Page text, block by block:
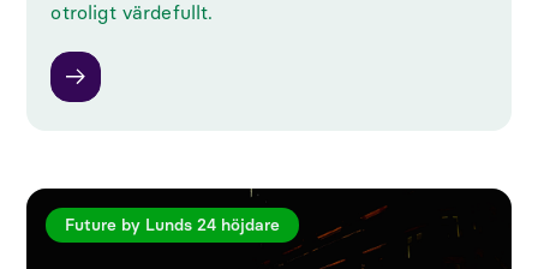
otroligt värdefullt.
Future by Lunds 24 höjdare